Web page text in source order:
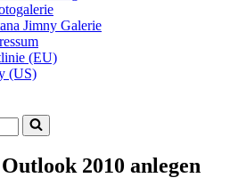
Jimny Galerie
(EU)
(US)
2010 anlegen